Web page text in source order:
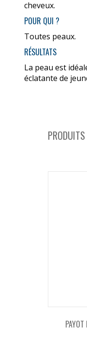
cheveux.
POUR QUI ?
Toutes peaux.
RÉSULTATS
La peau est
éclatante de